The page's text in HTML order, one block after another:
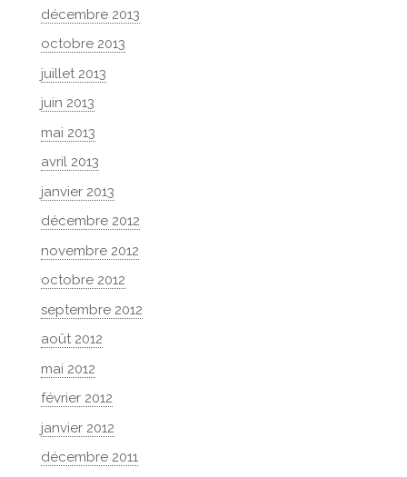
décembre 2013
octobre 2013
juillet 2013
juin 2013
mai 2013
avril 2013
janvier 2013
décembre 2012
novembre 2012
octobre 2012
septembre 2012
août 2012
mai 2012
février 2012
janvier 2012
décembre 2011